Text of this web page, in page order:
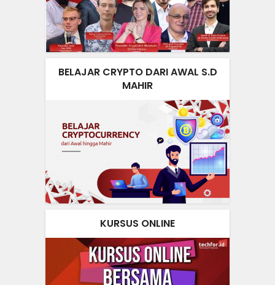
BELAJAR CRYPTO DARI AWAL S.D
MAHIR
KURSUS ONLINE